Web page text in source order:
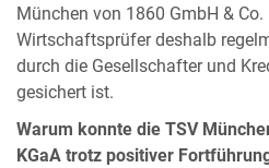
München von 1860 GmbH &
Wirtschaftsprüfer deshalb
durch die Gesellschafter und
gesichert ist.
Warum konnte die TSV
KGaA trotz positiver